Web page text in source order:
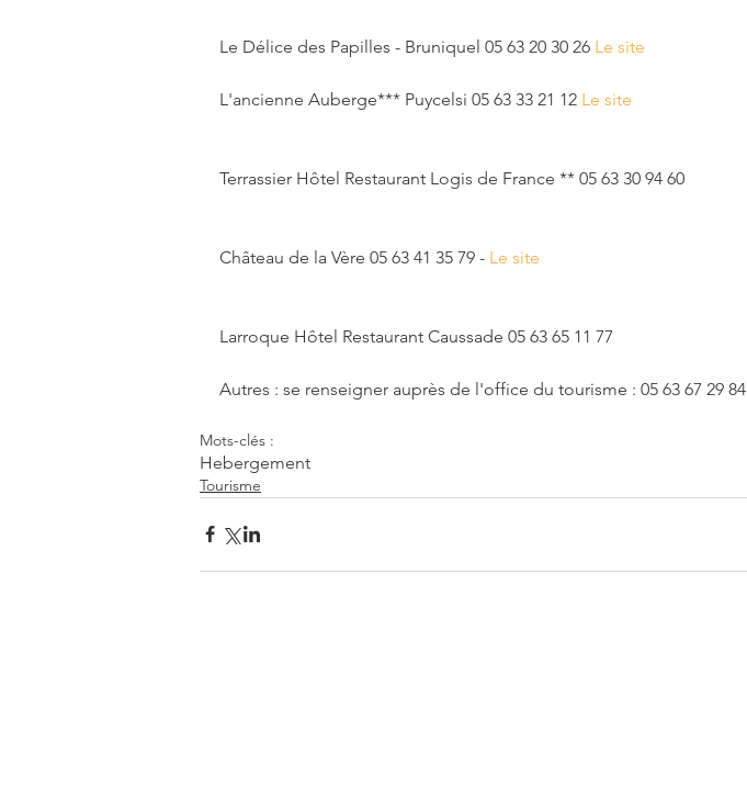
Le Délice des Papilles - Bruniquel 05 63 20 30 26 Le site
L'ancienne Auberge*** Puycelsi 05 63 33 21 12 Le site
Terrassier Hôtel Restaurant Logis de France ** 05 63 30 94 60
Château de la Vère 05 63 41 35 79 - Le site
Larroque Hôtel Restaurant Caussade 05 63 65 11 77
Autres : se renseigner auprès de l'office du tourisme : 05 63 67 29 84
Mots-clés :
Hebergement
Tourisme